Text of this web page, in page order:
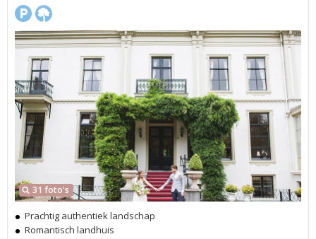
31 foto's
Prachtig authentiek landschap
Romantisch landhuis